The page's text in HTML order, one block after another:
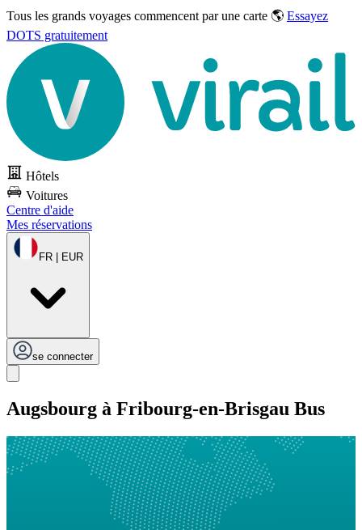
Tous les grands voyages commencent par une carte 🌎 Essayez
DOTS gratuitement
Hôtels
Voitures
Centre d'aide
Mes réservations
FR | EUR
se connecter
Augsbourg à Fribourg-en-Brisgau Bus